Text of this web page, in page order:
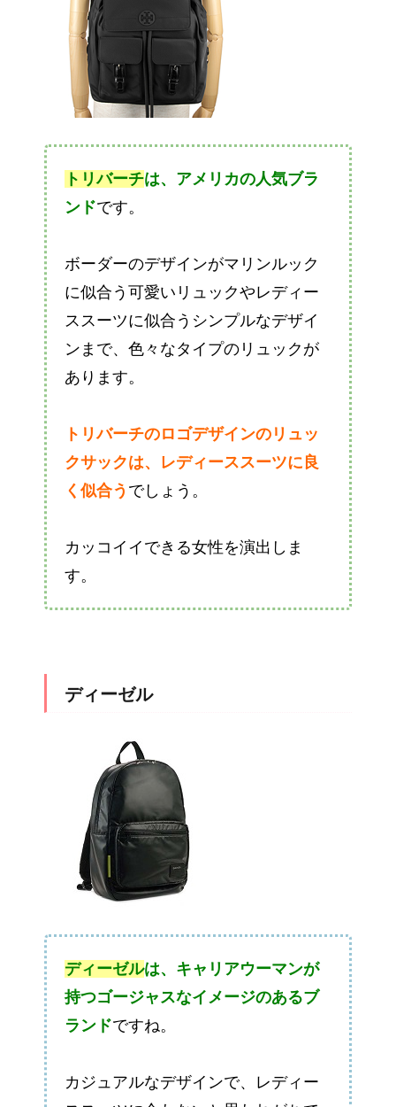
トリバーチは、アメリカの人気ブラ
ンドです。
ボーダーのデザインがマリンルック
に似合う可愛いリュックやレディー
ススーツに似合うシンプルなデザイ
ンまで、色々なタイプのリュックが
あります。
トリバーチのロゴデザインのリュッ
クサックは、レディーススーツに良
く似合う でしょう。
カッコイイできる女性を演出しま
す。
ディーゼル
ディーゼルは、キャリアウーマンが
持つゴージャスなイメージのあるブ
ランドですね。
カジュアルなデザインで、レディー